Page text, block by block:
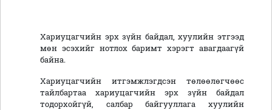
Хариуцагчийн эрх зүйн байдал, хуулийн этгээд
мөн эсэхийг нотлох баримт хэрэгт авагдаагүй
байна.
Хариуцагчийн итгэмжлэгдсэн төлөөлөгчөөс
тайлбартаа хариуцагчийн эрх зүйн байдал
тодорхойгүй, салбар байгууллага хуулийн